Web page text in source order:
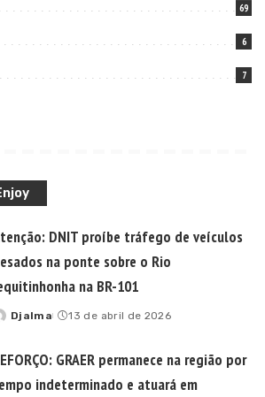
69
6
7
DNIT proíbe tráfego de veículos
na ponte sobre o Rio
na BR-101
Djalma 13 de abril de 2026
GRAER permanece na região por
indeterminado e atuará em